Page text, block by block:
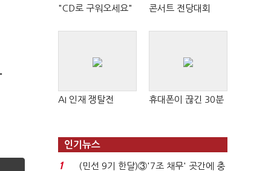
"CD로 구워오세요" 콘서트 전당대회
AI 인재 쟁탈전 휴대폰이 끊긴 30분
인기뉴스
1
(민선 9기 한달)③'7조 채무' 곳간에 충